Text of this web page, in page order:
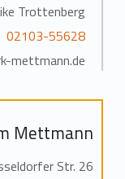
Trottenberg
02103-55628
mettmann.de
Mettmann
Str. 26